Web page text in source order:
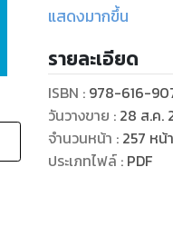
ชีวิต หลังจากนั้นอุป
พร้อมๆ กับเกิดมุม
นับว่านักลงทุนในปั
ตลาดมาแล้ว เพรา
นี้ไม่ใช่ ทุกสิ่งทุกอ
แสดงมากขึ้น
รายละเอียด
ISBN : 978-616-
วันวางขาย : 28 ส.ค.
จำนวนหน้า : 257 หน้า
ประเภทไฟล์: PDF